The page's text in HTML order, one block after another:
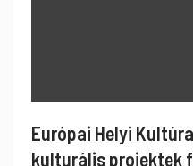
Európai Helyi
kulturális projektek